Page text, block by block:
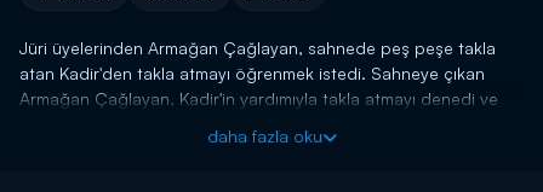
Jüri üyelerinden Armağan Çağlayan, sahnede peş peşe takla
atan Kadir'den takla atmayı öğrenmek istedi. Sahneye çıkan
Armağan Çağlayan, Kadir'in yardımıyla takla atmayı denedi ve
daha fazla oku